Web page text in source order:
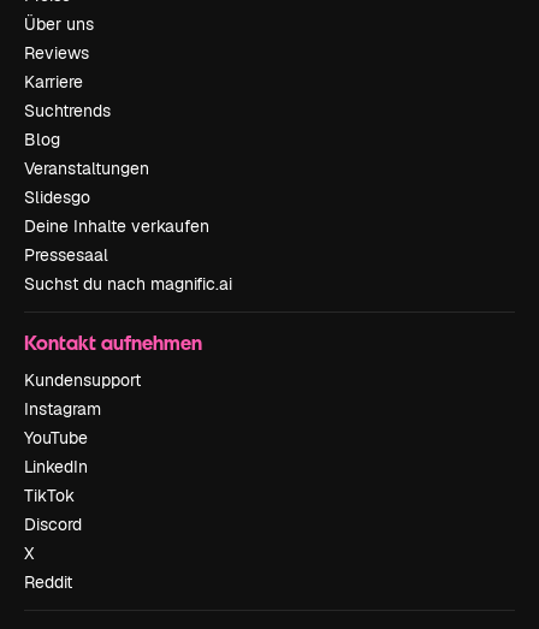
Über uns
Reviews
Karriere
Suchtrends
Blog
Veranstaltungen
Slidesgo
Deine Inhalte verkaufen
Pressesaal
Suchst du nach magnific.ai
Kontakt aufnehmen
Kundensupport
Instagram
YouTube
LinkedIn
TikTok
Discord
X
Reddit